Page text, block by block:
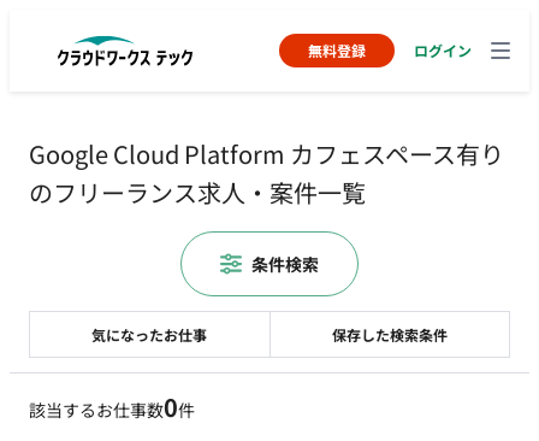
無料登録 ログイン
Google Cloud Platform カフェスペース有り
のフリーランス求人・案件一覧
該当するお仕事数0件
気になったお仕事 保存した検索条件
条件検索